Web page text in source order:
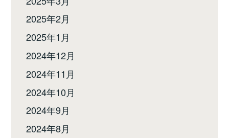
2025年2月
2025年1月
2024年12月
2024年11月
2024年10月
2024年9月
2024年8月